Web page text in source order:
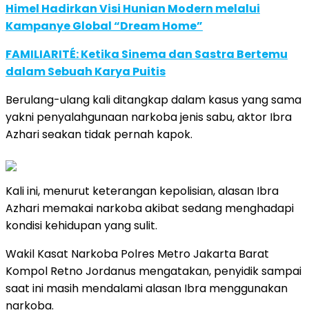
Himel Hadirkan Visi Hunian Modern melalui
Kampanye Global “Dream Home”
FAMILIARITÉ: Ketika Sinema dan Sastra Bertemu
dalam Sebuah Karya Puitis
Berulang-ulang kali ditangkap dalam kasus yang sama
yakni penyalahgunaan narkoba jenis sabu, aktor Ibra
Azhari seakan tidak pernah kapok.
Kali ini, menurut keterangan kepolisian, alasan Ibra
Azhari memakai narkoba akibat sedang menghadapi
kondisi kehidupan yang sulit.
Wakil Kasat Narkoba Polres Metro Jakarta Barat
Kompol Retno Jordanus mengatakan, penyidik sampai
saat ini masih mendalami alasan Ibra menggunakan
narkoba.